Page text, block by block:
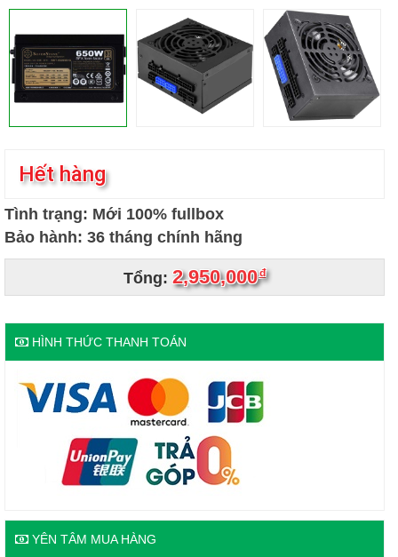
Hết hàng
Tình trạng: Mới 100% fullbox
Bảo hành: 36 tháng chính hãng
Tổng: 2,950,000đ
HÌNH THỨC THANH TOÁN
YÊN TÂM MUA HÀNG